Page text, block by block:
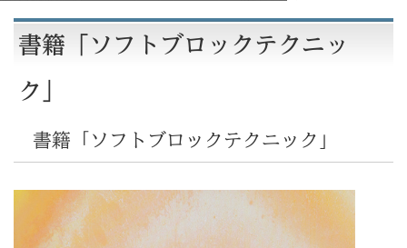
書籍「ソフトブロックテクニッ
ク」
書籍「ソフトブロックテクニック」